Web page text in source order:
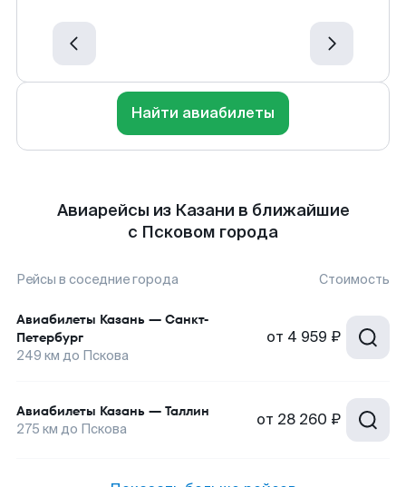
Найти авиабилеты
Авиарейсы из Казани в ближайшие
с Псковом города
Рейсы в соседние города Стоимость
Авиабилеты Казань — Санкт-
Петербург
249 км до Пскова
от 4 959 ₽
Авиабилеты Казань — Таллин
275 км до Пскова от 28 260 ₽